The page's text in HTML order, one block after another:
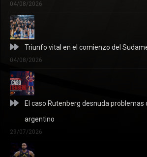
04/08/2026
Triunfo vital en el comienzo del
04/08/2026
El caso Rutenberg desnuda problemas
argentino
29/07/2026